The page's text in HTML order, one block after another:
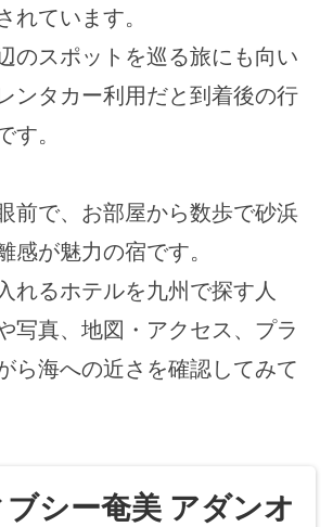
れています。
のスポットを巡る旅にも向い
ンタカー利用だと到着後の行
す。
前で、お部屋から数歩で砂浜
感が魅力の宿です。
れるホテルを九州で探す人
写真、地図・アクセス、プラ
ら海への近さを確認してみて
シー奄美 アダンオ